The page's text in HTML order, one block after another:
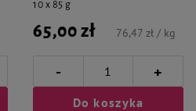
10 x 85 g
65,00 zł 76,47 zł / kg
- +
Do koszyka